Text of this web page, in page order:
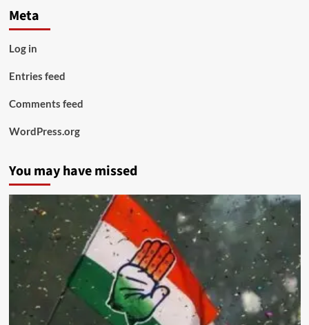
Meta
Log in
Entries feed
Comments feed
WordPress.org
You may have missed